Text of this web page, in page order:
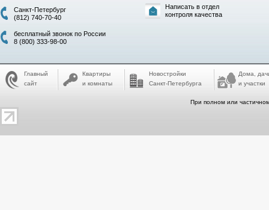
Санкт-Петербург
(812) 740-70-40
бесплатный звонок по России
8 (800) 333-98-00
Написать в отдел
контроля качества
Главный
сайт
Квартиры
и комнаты
Новостройки
Санкт-Петербурга
Дома,
и участки
При полном или